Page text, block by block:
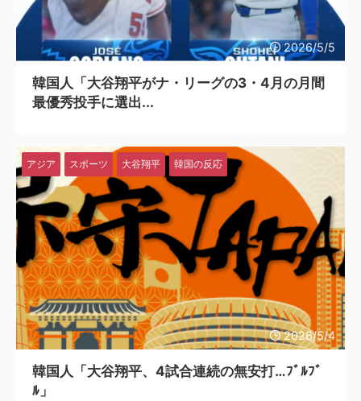
2026/5/5
韓国人「大谷翔平がナ・リーグの3・4月の月間
最優秀投手に選出...
2026/5/4
アジア スポーツ 大谷翔平 韓国の反応
韓国人「大谷翔平、4試合連続の無安打…ﾌﾞﾙﾌﾞ
ﾙ」